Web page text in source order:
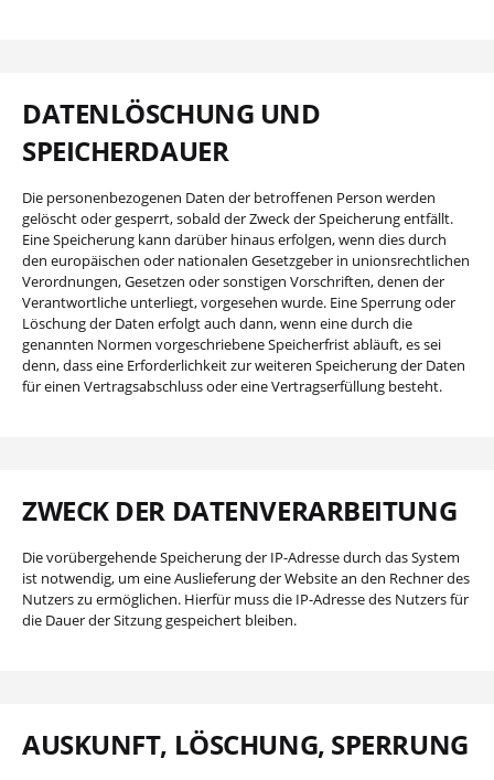
DATENLÖSCHUNG UND
SPEICHERDAUER
Die personenbezogenen Daten der betroffenen Person werden
gelöscht oder gesperrt, sobald der Zweck der Speicherung entfällt.
Eine Speicherung kann darüber hinaus erfolgen, wenn dies durch
den europäischen oder nationalen Gesetzgeber in unionsrechtlichen
Verordnungen, Gesetzen oder sonstigen Vorschriften, denen der
Verantwortliche unterliegt, vorgesehen wurde. Eine Sperrung oder
Löschung der Daten erfolgt auch dann, wenn eine durch die
genannten Normen vorgeschriebene Speicherfrist abläuft, es sei
denn, dass eine Erforderlichkeit zur weiteren Speicherung der Daten
für einen Vertragsabschluss oder eine Vertragserfüllung besteht.
ZWECK DER DATENVERARBEITUNG
Die vorübergehende Speicherung der IP-Adresse durch das System
ist notwendig, um eine Auslieferung der Website an den Rechner des
Nutzers zu ermöglichen. Hierfür muss die IP-Adresse des Nutzers für
die Dauer der Sitzung gespeichert bleiben.
AUSKUNFT, LÖSCHUNG, SPERRUNG